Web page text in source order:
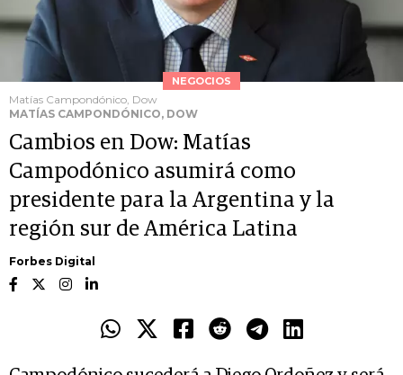
NEGOCIOS
Matías Campondónico, Dow
MATÍAS CAMPONDÓNICO, DOW
Cambios en Dow: Matías
Campodónico asumirá como
presidente para la Argentina y la
región sur de América Latina
Forbes Digital